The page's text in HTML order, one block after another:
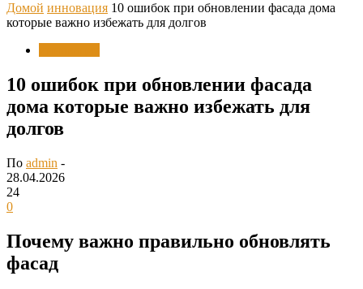
Домой инновация 10 ошибок при обновлении фасада дома
которые важно избежать для долгов
10 ошибок при обновлении фасада
дома которые важно избежать для
долгов
По admin -
28.04.2026
24
0
Почему важно правильно обновлять
фасад